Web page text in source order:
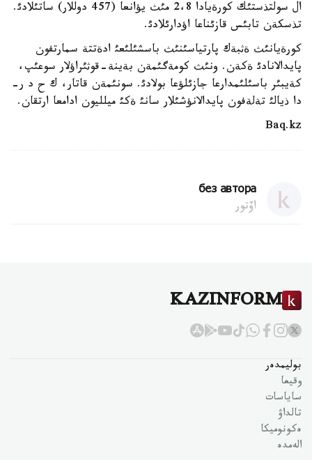
ال سولتذستئك كورةيادا 2،8 مئث يؤانعا (457 دوللار) ساتئلادئ.
تذسكةن تابئس قازئناعا اؤدارئلادئ.
كورةيانئث ةثبةك پارتياسئنئث باسشئلئعئ ادةتتة سمارتفون
پايدالانادئ ةكةن. ونئث كومةگئمةن بةينة-قوثئراؤلار سوعئپ،
كةيبئر باسئلئمدارعا جازئلؤعا بولادئ. سونئمةن قاتار، ك ح د ر-
دا ذيالئ تةلةفون پايدالانؤشئلار سانئ ةكئ ميلليون ادامعا ارتقان.
Baq.kz
без автора
اۆتور
KAZINFORM
بوليمدەر
وقيعا
ساياسات
تالداۋ
ەكونوميكا
الەمدە